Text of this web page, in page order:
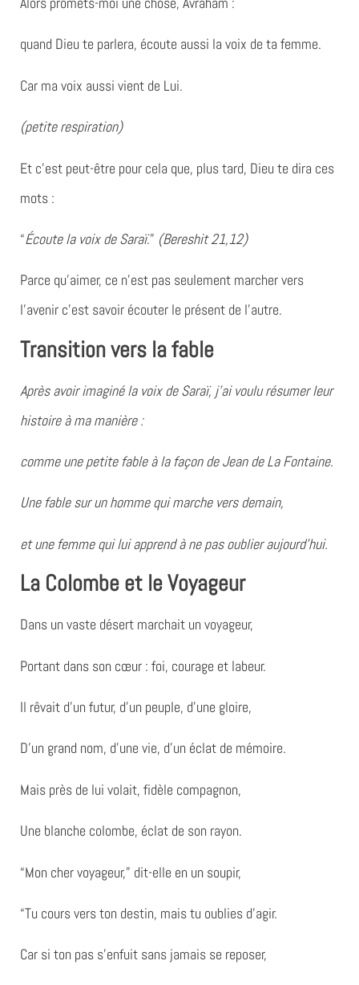
quand Dieu te parlera, écoute aussi la voix de ta femme.
Car ma voix aussi vient de Lui.
(petite respiration)
Et c’est peut-être pour cela que, plus tard, Dieu te dira ces
mots :
“Écoute la voix de Saraï.” (Bereshit 21,12)
Parce qu’aimer, ce n’est pas seulement marcher vers
l’avenir c’est savoir écouter le présent de l’autre.
Transition vers la fable
Après avoir imaginé la voix de Saraï, j’ai voulu résumer leur
histoire à ma manière :
comme unepetite fableà la façon de Jean de La Fontaine.
Une fable sur un homme qui marche vers demain,
et une femme qui lui apprend à ne pas oublier aujourd’hui.
La Colombe et le Voyageur
Dans un vaste désert marchait un voyageur,
Portant dans son cœur : foi, courage et labeur.
Il rêvait d’un futur, d’un peuple, d’une gloire,
D’un grand nom, d’une vie, d’un éclat de mémoire.
Mais près de lui volait, fidèle compagnon,
Une blanche colombe, éclat de son rayon.
“Mon cher voyageur,” dit-elle en un soupir,
“Tu cours vers ton destin, mais tu oublies d’agir.
Car si ton pas s’enfuit sans jamais se reposer,